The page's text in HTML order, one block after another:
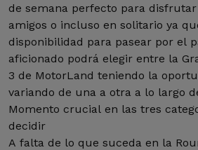
de semana perfecto para
amigos o incluso en solitario ya
disponibilidad para pasear por el
aficionado podrá elegir entre la
3 de MotorLand teniendo la
variando de una a otra a lo largo
Momento crucial en las tres
decidir
A falta de lo que suceda en la